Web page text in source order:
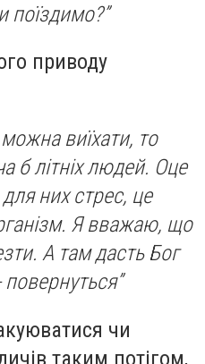
приводу
виїхати, то
б літніх людей. Оце
для них стрес, це
Я вважаю, що
А там дасть Бог
повернуться”
чи
таким потігом,